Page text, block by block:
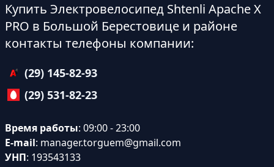
Купить Электровелосипед Shtenli Apache X
PRO в Большой Берестовице и районе
контакты телефоны компании:
(29) 145-82-93
(29) 531-82-23
Время работы: 09:00 - 23:00
E-mail: manager.torguem@gmail.com
УНП: 193543133